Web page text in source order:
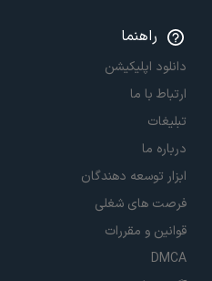
راهنما
دانلود اپلیکیشن
ارتباط با ما
تبلیغات
درباره ما
ابزار توسعه دهندگان
فرصت های شغلی
قوانین و مقررات
DMCA